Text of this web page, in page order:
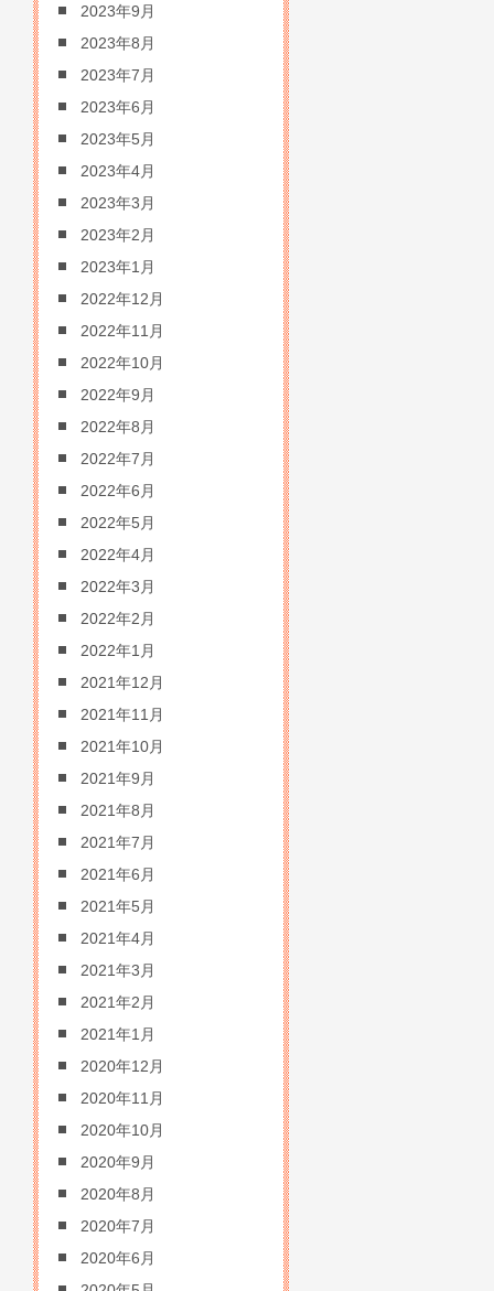
2023年9月
2023年8月
2023年7月
2023年6月
2023年5月
2023年4月
2023年3月
2023年2月
2023年1月
2022年12月
2022年11月
2022年10月
2022年9月
2022年8月
2022年7月
2022年6月
2022年5月
2022年4月
2022年3月
2022年2月
2022年1月
2021年12月
2021年11月
2021年10月
2021年9月
2021年8月
2021年7月
2021年6月
2021年5月
2021年4月
2021年3月
2021年2月
2021年1月
2020年12月
2020年11月
2020年10月
2020年9月
2020年8月
2020年7月
2020年6月